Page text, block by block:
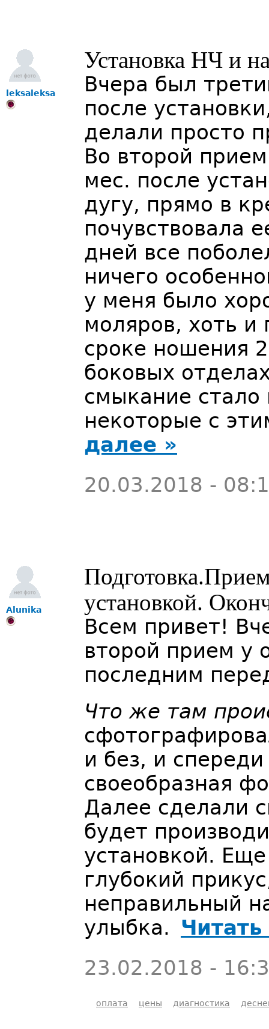
leksaleksa
Установка НЧ и
Вчера был
после
делали просто
Во второй
мес. после
дугу, прямо в
почувствовала
дней все
ничего
у меня было
моляров, хоть и
сроке ношения
боковых
смыкание
некоторые с
далее »
20.03.2018 -
Alunika
установкой.
Всем привет!
второй прием у
последним
Что же там
и без, и
своеобразная
Далее сделали
будет
установкой.
глубокий
неправильный
улыбка.
23.02.2018 -
оплата цены диагностика